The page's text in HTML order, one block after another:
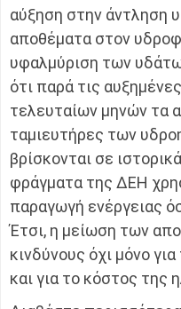
αύξηση στην άντληση
αποθέματα στον
υφαλμύριση των
ότι παρά τις
τελευταίων μηνών τα
ταμιευτήρες των
βρίσκονται σε
φράγματα της ΔΕΗ
παραγωγή ενέργειας
Έτσι, η μείωση των
κινδύνους όχι μόνο
και για το κόστος της